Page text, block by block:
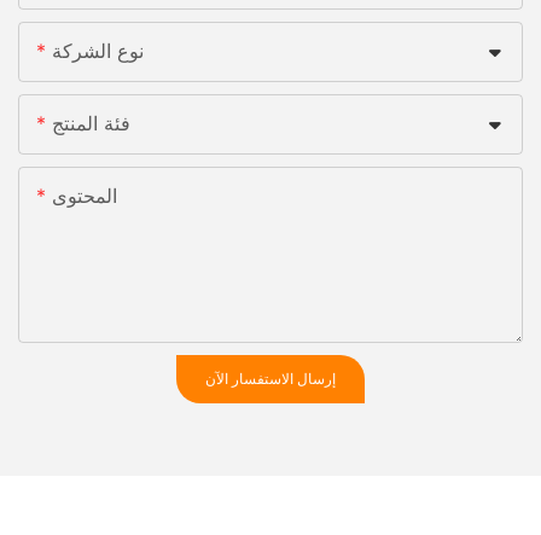
نوع الشركة
فئة المنتج
المحتوى
إرسال الاستفسار الآن